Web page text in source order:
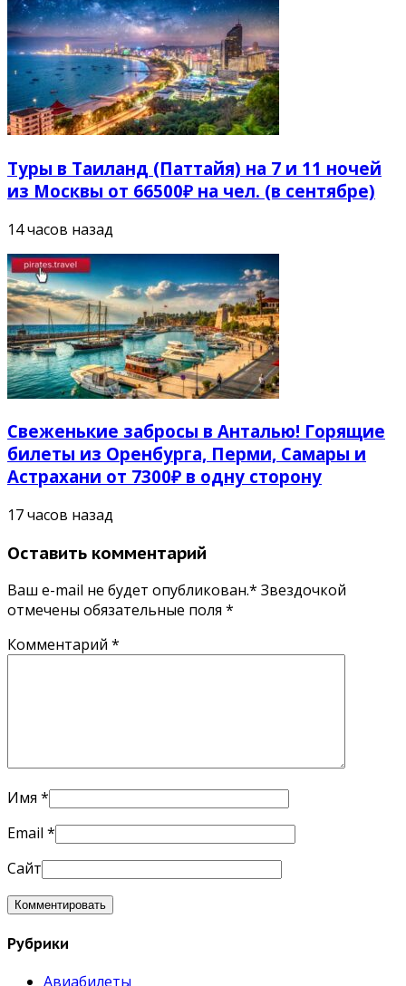
Туры в Таиланд (Паттайя) на 7 и 11 ночей
из Москвы от 66500₽ на чел. (в сентябре)
14 часов назад
Свеженькие забросы в Анталью! Горящие
билеты из Оренбурга, Перми, Самары и
Астрахани от 7300₽ в одну сторону
17 часов назад
Оставить комментарий
Ваш e-mail не будет опубликован.* Звездочкой
отмечены обязательные поля *
Комментарий *
Имя *
Email *
Сайт
Рубрики
Авиабилеты